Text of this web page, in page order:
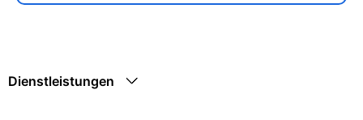
Dienstleistungen